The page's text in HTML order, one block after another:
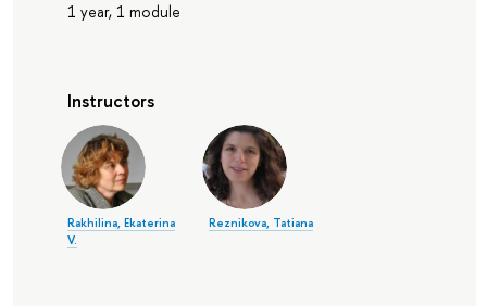
1 year, 1 module
Instructors
Rakhilina, Ekaterina
V.
Reznikova, Tatiana